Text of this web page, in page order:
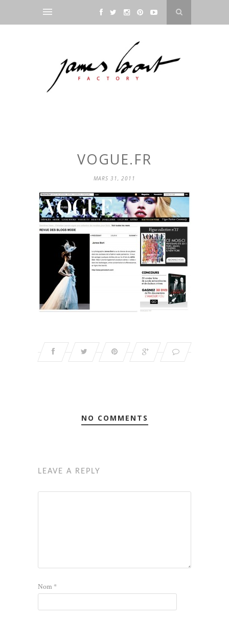
VOGUE.FR
MARS 31, 2011
NO COMMENTS
LEAVE A REPLY
Nom*